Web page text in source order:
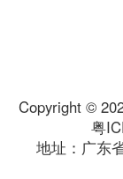
Copyright ©
粤
地址：广东